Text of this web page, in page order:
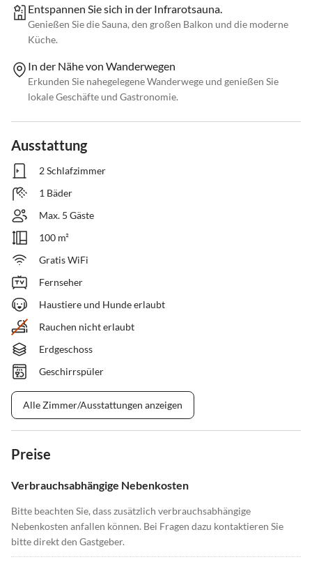
Entspannen Sie sich in der Infrarotsauna.
Genießen Sie die Sauna, den großen Balkon und die moderne
Küche.
In der Nähe von Wanderwegen
Erkunden Sie nahegelegene Wanderwege und genießen Sie
lokale Geschäfte und Gastronomie.
Ausstattung
2 Schlafzimmer
1 Bäder
Max. 5 Gäste
100 m²
Gratis WiFi
Fernseher
Haustiere und Hunde erlaubt
Rauchen nicht erlaubt
Erdgeschoss
Geschirrspüler
Alle Zimmer/Ausstattungen anzeigen
Preise
Verbrauchsabhängige Nebenkosten
Bitte beachten Sie, dass zusätzlich verbrauchsabhängige
Nebenkosten anfallen können. Bei Fragen dazu kontaktieren Sie
bitte direkt den Gastgeber.